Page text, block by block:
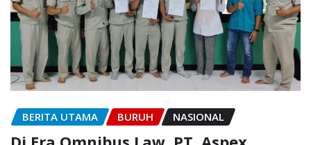
BERITA UTAMA BURUH NASIONAL